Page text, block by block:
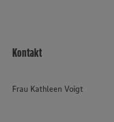
Kontakt
Frau Kathleen Voigt